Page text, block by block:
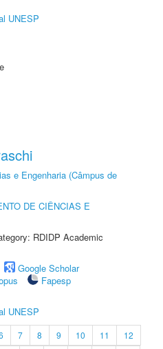
UNESP
e Engenharia (Câmpus de
DE CIÊNCIAS E
RDIDP Academic
Google Scholar
Fapesp
UNESP
7 8 9 10 11
12